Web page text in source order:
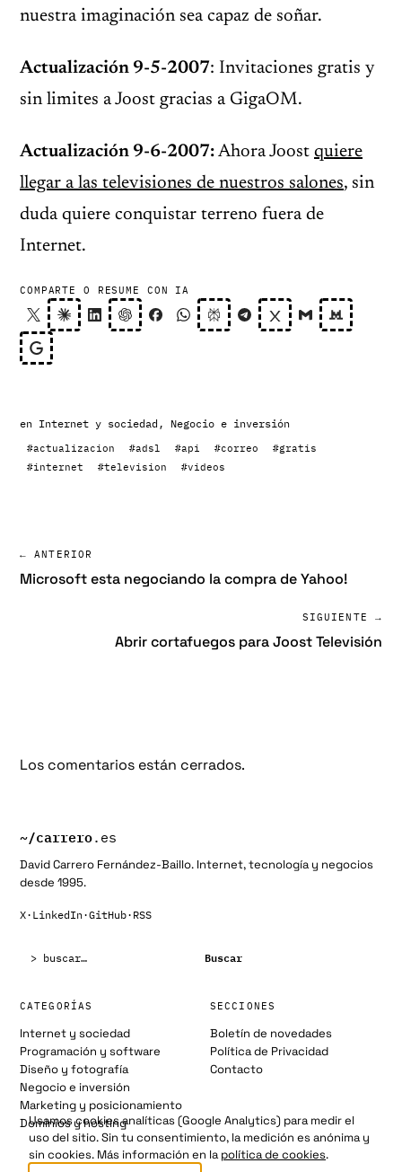
nuestra imaginación sea capaz de soñar.
Actualización 9-5-2007: Invitaciones gratis y
sin limites a Joost gracias a GigaOM.
Actualización 9-6-2007: Ahora Joost quiere
llegar a las televisiones de nuestros salones, sin
duda quiere conquistar terreno fuera de
Internet.
COMPARTE O RESUME CON IA
en Internet y sociedad , Negocio e inversión
#actualizacion #adsl #api #correo
#gratis
#internet
#television #videos
← ANTERIOR
Microsoft esta negociando la compra de Yahoo!
SIGUIENTE →
Abrir cortafuegos para Joost Televisión
Los comentarios están cerrados.
~/carrero.es
David Carrero Fernández-Baillo. Internet, tecnología y negocios
desde 1995.
X· LinkedIn·GitHub· RSS
Buscar
CATEGORÍAS
Internet y sociedad
Programación y software
Diseño y fotografía
Negocio e inversión
Marketing y posicionamiento
Dominios y hosting
SECCIONES
Boletín de novedades
Política de Privacidad
Contacto
Usamos cookies analíticas (Google Analytics) para medir el
uso del sitio. Sin tu consentimiento, la medición es anónima y
sin cookies. Más información en lapolítica de cookies.